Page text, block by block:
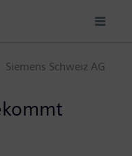
Siemens Schweiz AG